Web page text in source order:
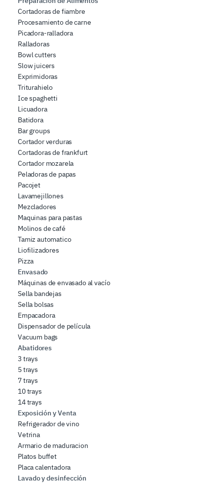
Cortadoras de fiambre
Procesamiento de carne
Picadora-ralladora
Ralladoras
Bowl cutters
Slow juicers
Exprimidoras
Triturahielo
Ice spaghetti
Licuadora
Batidora
Bar groups
Cortador verduras
Cortadoras de frankfurt
Cortador mozarela
Peladoras de papas
Pacojet
Lavamejillones
Mezcladores
Maquinas para pastas
Molinos de café
Tamiz automatico
Liofilizadores
Pizza
Envasado
Máquinas de envasado al vacío
Sella bandejas
Sella bolsas
Empacadora
Dispensador de película
Vacuum bags
Abatidores
3 trays
5 trays
7 trays
10 trays
14 trays
Exposición y Venta
Refrigerador de vino
Vetrina
Armario de maduracion
Platos buffet
Placa calentadora
Lavado y desinfección